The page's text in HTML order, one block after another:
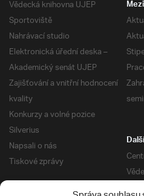
Vědecká knihovna UJEP
Sportoviště
Nahrávací studio
Elektronická úřední deska –
Akademický senát UJEP
Zajišťování a vnitřní hodnocení
kvality
Konkurzy a volné pozice
Silverius
Napsali o nás
Tiskové zprávy